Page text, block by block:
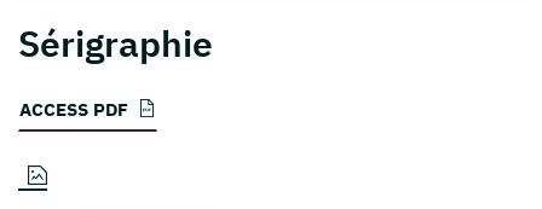
Sérigraphie
ACCESS PDF